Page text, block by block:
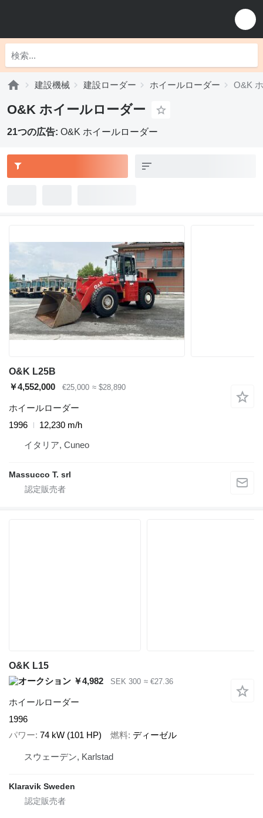
建設機械 建設ローダー ホイールローダー O&K
O&K ホイールローダー
21つの広告: O&K ホイールローダー
O&K L25B
￥4,552,000
€25,000 ≈ $28,890
ホイールローダー
1996
12,230 m/h
イタリア, Cuneo
Massucco T. srl
O&K L15
￥4,982
SEK 300 ≈ €27.36
ホイールローダー
1996
パワー 74 kW (101 HP) 燃料 ディーゼル
スウェーデン, Karlstad
Klaravik Sweden